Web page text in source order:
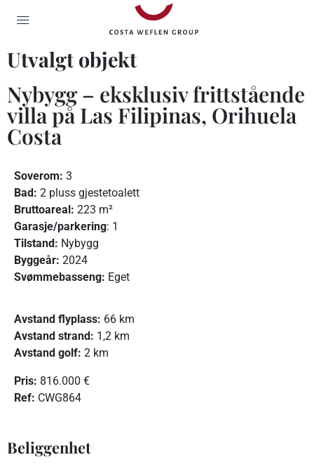
Utvalgt objekt
Nybygg – eksklusiv frittstående
villa på Las Filipinas, Orihuela
Costa
Soverom: 3
Bad: 2 pluss gjestetoalett
Bruttoareal: 223 m²
Garasje/parkering: 1
Tilstand: Nybygg
Byggeår: 2024
Svømmebasseng: Eget
Avstand flyplass: 66 km
Avstand strand: 1,2 km
Avstand golf: 2 km
Pris: 816.000 €
Ref: CWG864
Beliggenhet